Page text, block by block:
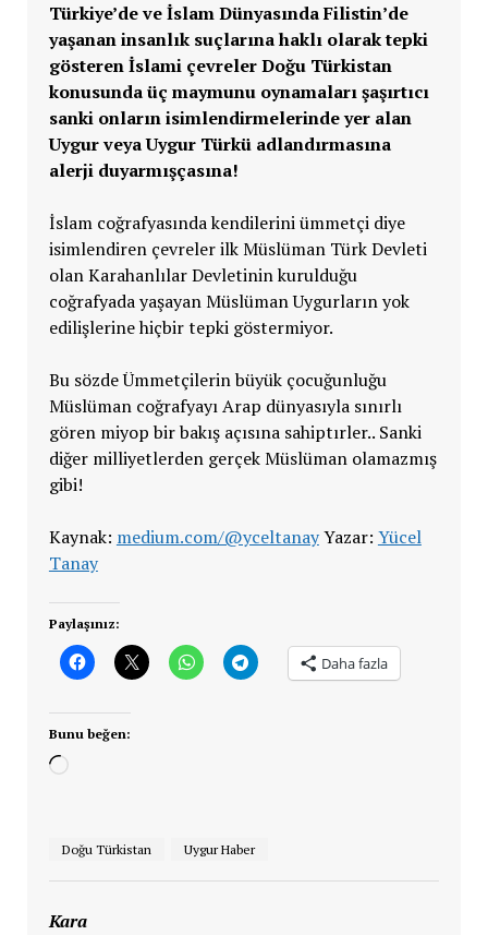
Türkiye’de ve İslam Dünyasında Filistin’de
yaşanan insanlık suçlarına haklı olarak tepki
gösteren İslami çevreler Doğu Türkistan
konusunda üç maymunu oynamaları şaşırtıcı
sanki onların isimlendirmelerinde yer alan
Uygur veya Uygur Türkü adlandırmasına
alerji duyarmışçasına!
İslam coğrafyasında kendilerini ümmetçi diye
isimlendiren çevreler ilk Müslüman Türk Devleti
olan Karahanlılar Devletinin kurulduğu
coğrafyada yaşayan Müslüman Uygurların yok
edilişlerine hiçbir tepki göstermiyor.
Bu sözde Ümmetçilerin büyük çocuğunluğu
Müslüman coğrafyayı Arap dünyasıyla sınırlı
gören miyop bir bakış açısına sahiptırler.. Sanki
diğer milliyetlerden gerçek Müslüman olamazmış
gibi!
Kaynak: medium.com/@yceltanayYazar: Yücel
Tanay
Paylaşınız:
Daha fazla
Bunu beğen:
Yükleniyor...
Doğu Türkistan Uygur Haber
Kara